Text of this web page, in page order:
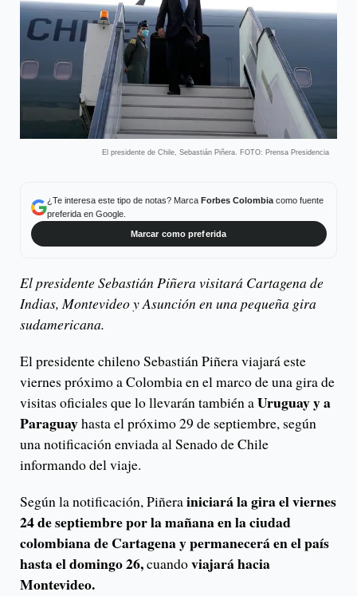
El presidente de Chile, Sebastián Piñera. FOTO: Prensa Presidencia
¿Te interesa este tipo de notas? Marca Forbes Colombiacomo fuente
preferida en Google.
Marcar como preferida
El presidente Sebastián Piñera visitará Cartagena de
Indias, Montevideo y Asunción en una pequeña gira
sudamericana.
El presidente chileno Sebastián Piñera viajará este
viernes próximo a Colombia en el marco de una gira de
visitas oficiales que lo llevarán también aUruguay y a
Paraguayhasta el próximo 29 de septiembre, según
una notificación enviada al Senado de Chile
informando del viaje.
Según la notificación, Piñerainiciará la gira el viernes
24 de septiembre por la mañana en la ciudad
colombiana de Cartagena y permanecerá en el país
hasta el domingo 26,cuandoviajará hacia
Montevideo.